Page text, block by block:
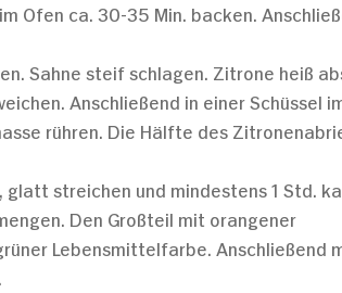
Ofen ca. 30-35 Min. backen.
Sahne steif schlagen. Zitrone heiß
Anschließend in einer Schüssel
rühren. Die Hälfte des
streichen und mindestens 1 Std.
Den Großteil mit orangener
Lebensmittelfarbe. Anschließend